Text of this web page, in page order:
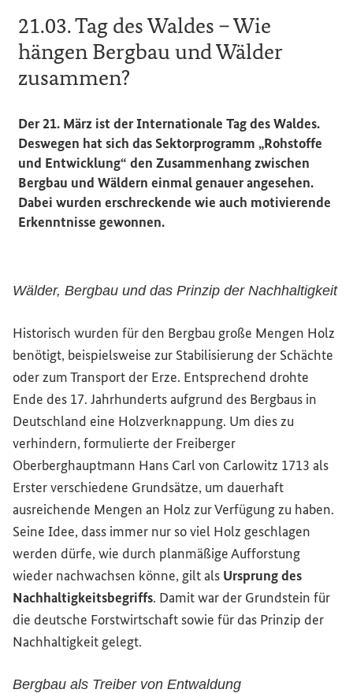
21.03. Tag des Waldes – Wie
hängen Bergbau und Wälder
zusammen?
Der 21. März ist der Internationale Tag des Waldes.
Deswegen hat sich das Sektorprogramm „Rohstoffe
und Entwicklung“ den Zusammenhang zwischen
Bergbau und Wäldern einmal genauer angesehen.
Dabei wurden erschreckende wie auch motivierende
Erkenntnisse gewonnen.
Wälder, Bergbau und das Prinzip der Nachhaltigkeit
Historisch wurden für den Bergbau große Mengen Holz
benötigt, beispielsweise zur Stabilisierung der Schächte
oder zum Transport der Erze. Entsprechend drohte
Ende des 17. Jahrhunderts aufgrund des Bergbaus in
Deutschland eine Holzverknappung. Um dies zu
verhindern, formulierte der Freiberger
Oberberghauptmann Hans Carl von Carlowitz 1713 als
Erster verschiedene Grundsätze, um dauerhaft
ausreichende Mengen an Holz zur Verfügung zu haben.
Seine Idee, dass immer nur so viel Holz geschlagen
werden dürfe, wie durch planmäßige Aufforstung
wieder nachwachsen könne, gilt als Ursprung des
Nachhaltigkeitsbegriffs. Damit war der Grundstein für
die deutsche Forstwirtschaft sowie für das Prinzip der
Nachhaltigkeit gelegt.
Bergbau als Treiber von Entwaldung